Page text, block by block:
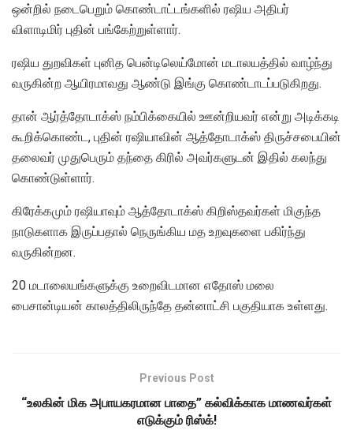
ஒன்றில் நடைபெறும் கொண்டாட்டங்களில் ரஷிய அதிபர்
விளாடிமிர் புதின் பங்கேற்றுள்ளார்.
ரஷிய துறவிகள் புனித பென்டிலெய்மோன் மடாலயத்தில் வாழ்ந்து
வருகின்ற ஆயிரமாவது ஆண்டு இங்கு கொண்டாடப்படுகிறது.
தான் ஆர்த்தோடாக்ஸ் நம்பிக்கையில் ஊன்றியவர் என்று அடிக்கடி
கூறிக்கொண்ட, புதின் ரஷியாவின் ஆத்தோடாக்ஸ் திருச்சபையின்
தலைவர் முதுபெரும் தந்தை கிரில் அவர்களுடன் இதில் கலந்து
கொண்டுள்ளார்.
கிரேக்கமும் ரஷியாவும் ஆத்தோடாக்ஸ் கிறிஸ்தவர்கள் மிகுந்த
நாடுகளாக இருப்பதால் நெருங்கிய மத உறவுகளை பகிர்ந்து
வருகின்றன.
20 மடாலையங்களுக்கு உறைவிடமான எதோஸ் மலை
பைசான்டியன் காலத்திலிருந்தே தன்னாட்சி பகுதியாக உள்ளது.
Previous Post
“உலகின் மிக அபாயகரமான பாதை” கல்விக்காக மாணவர்கள்
எடுக்கும் ரிஸ்க்!